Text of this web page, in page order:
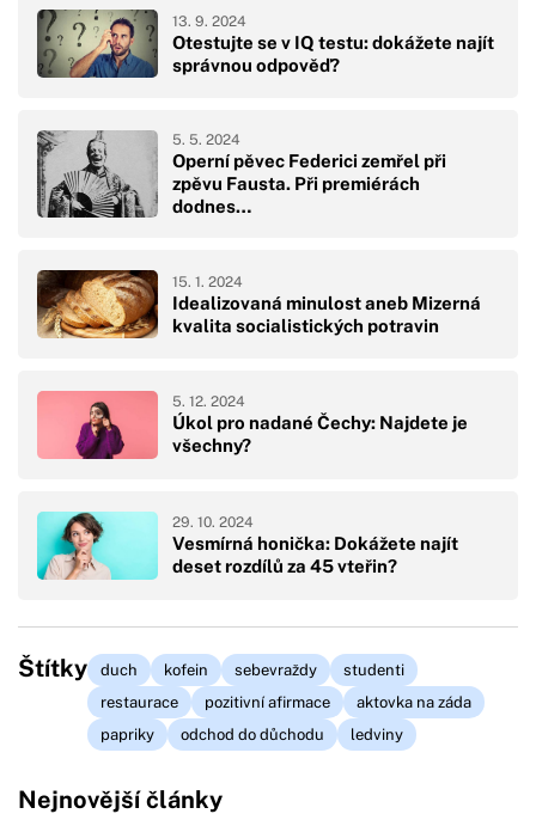
Otestujte se v IQ testu: dokážete najít
správnou odpověď?
13. 9. 2024
Operní pěvec Federici zemřel při
zpěvu Fausta. Při premiérách
dodnes…
5. 5. 2024
Idealizovaná minulost aneb Mizerná
kvalita socialistických potravin
15. 1. 2024
Úkol pro nadané Čechy: Najdete je
všechny?
5. 12. 2024
Vesmírná honička: Dokážete najít
deset rozdílů za 45 vteřin?
29. 10. 2024
Štítky duch kofein sebevraždy
studenti
restaurace
pozitivní afirmace
aktovka na záda
papriky
odchod do důchodu ledviny
Nejnovější články